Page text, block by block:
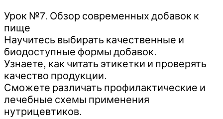
Урок №7. Обзор современных добавок к
пище
Научитесь выбирать качественные и
биодоступные формы добавок.
Узнаете, как читать этикетки и проверять
качество продукции.
Сможете различать профилактические и
лечебные схемы применения
нутрицевтиков.